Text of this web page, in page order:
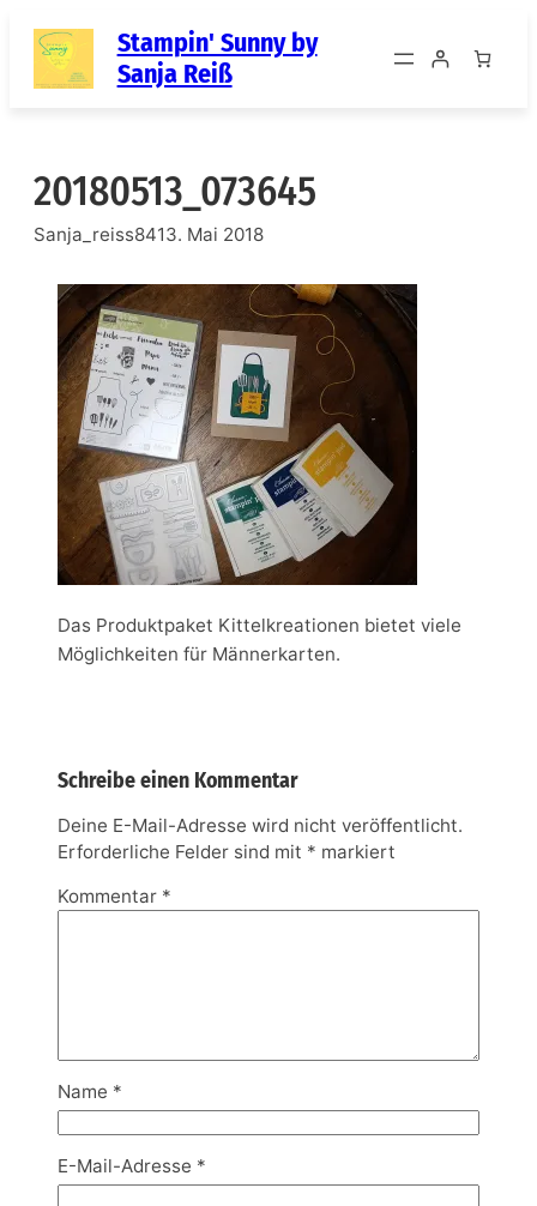
Inhalt
springen
Stampin' Sunny by
Sanja Reiß
20180513_073645
Sanja_reiss8413. Mai 2018
Das Produktpaket Kittelkreationen bietet viele
Möglichkeiten für Männerkarten.
Schreibe einen Kommentar
Deine E-Mail-Adresse wird nicht veröffentlicht.
Erforderliche Felder sind mit * markiert
Kommentar *
Name *
E-Mail-Adresse *